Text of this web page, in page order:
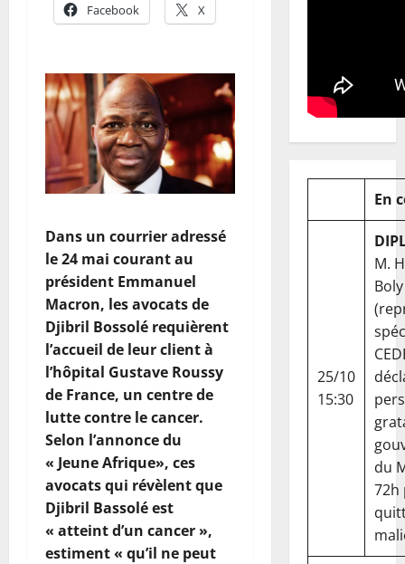
Facebook X
Dans un courrier adressé
le 24 mai courant au
président Emmanuel
Macron, les avocats de
Djibril Bossolé requièrent
l’accueil de leur client à
l’hôpital Gustave Roussy
de France, un centre de
lutte contre le cancer.
Selon l’annonce du
« Jeune Afrique», ces
avocats qui révèlent que
Djibril Bassolé est
« atteint d’un cancer »,
estiment « qu’il ne peut
En
25/10
15:30
M.
Boly
du
72h